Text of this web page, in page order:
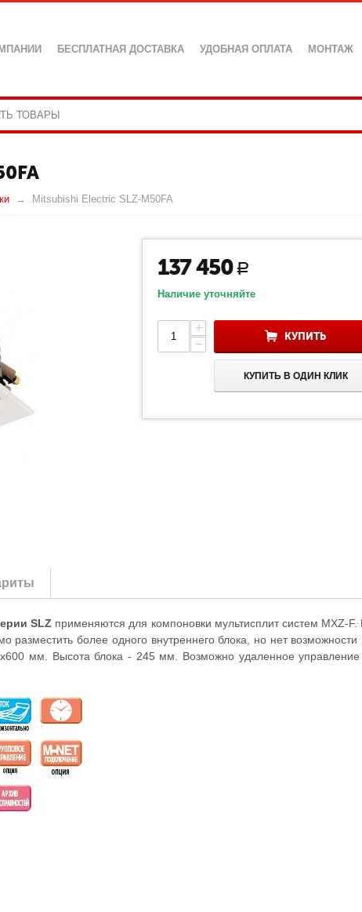
БЕСПЛАТНАЯ ДОСТАВКА УДОБНАЯ ОПЛАТА МОНТАЖ
Mitsubishi Electric SLZ-M50FA
137 450 Р
Наличие уточняйте
+
−
КУПИТЬ
КУПИТЬ В ОДИН КЛИК
SLZ применяются для компоновки мультисплит систем MXZ-
более одного внутреннего блока, но нет
мм. Высота блока - 245 мм. Возможно удаленное